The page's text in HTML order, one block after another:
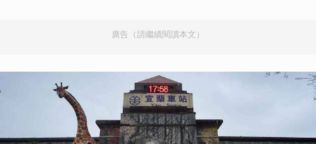
廣告（請繼續閱讀本文）